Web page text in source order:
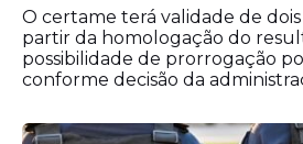
O certame terá validade de dois
partir da homologação do
possibilidade de prorrogação
conforme decisão da